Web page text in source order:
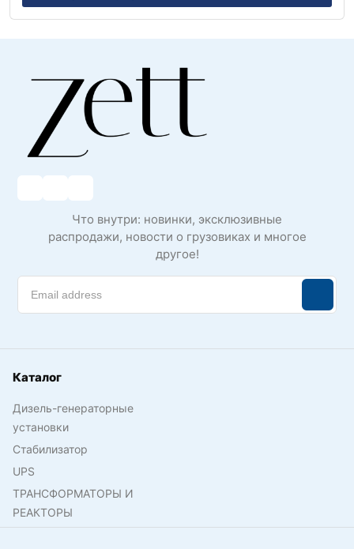
Что внутри: новинки, эксклюзивные
распродажи, новости о грузовиках и многое
другое!
Каталог
Дизель-генераторные
установки
Стабилизатор
UPS
ТРАНСФОРМАТОРЫ И
РЕАКТОРЫ